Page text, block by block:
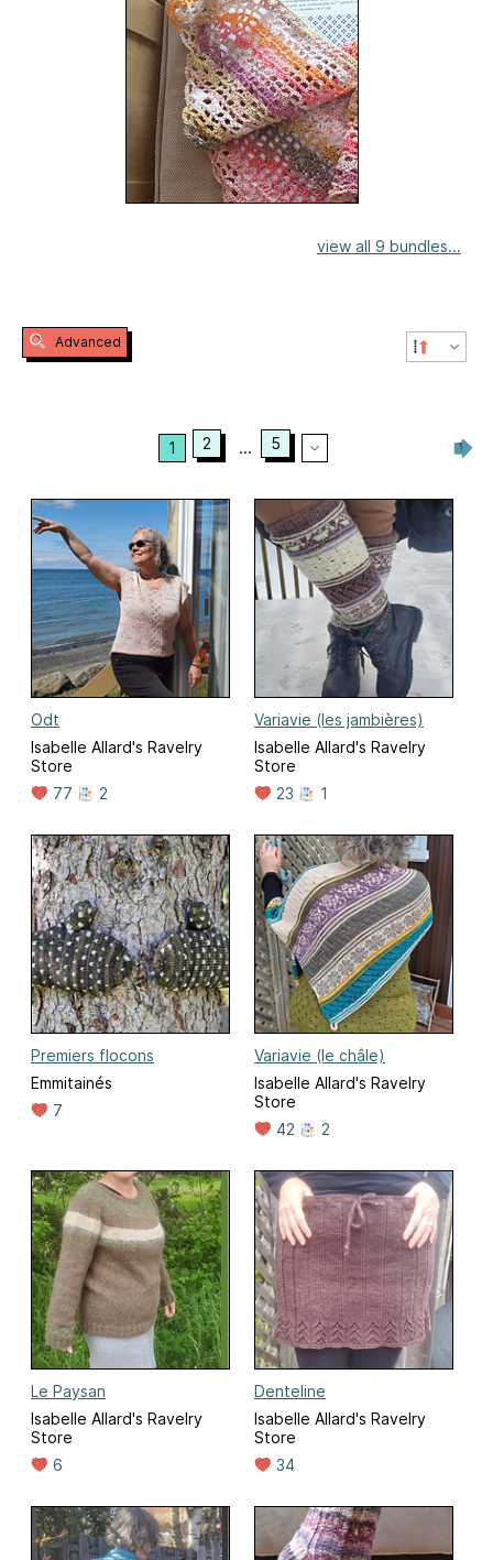
view all 9 bundles...
Advanced
1 2 ... 5
Odt
Isabelle Allard's Ravelry
Store
77
2
Variavie (les jambières)
Isabelle Allard's Ravelry
Store
23
1
Premiers flocons
Emmitainés
7
Variavie (le châle)
Isabelle Allard's Ravelry
Store
42
2
Le Paysan
Isabelle Allard's Ravelry
Store
6
Denteline
Isabelle Allard's Ravelry
Store
34